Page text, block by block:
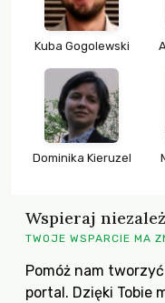
Kuba Gogolewski
Dominika Kieruzel
Wspieraj
TWOJE WSPARCIE MA
Pomóż nam
portal. Dzięki Tobie